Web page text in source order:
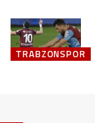
TRABZONSPOR